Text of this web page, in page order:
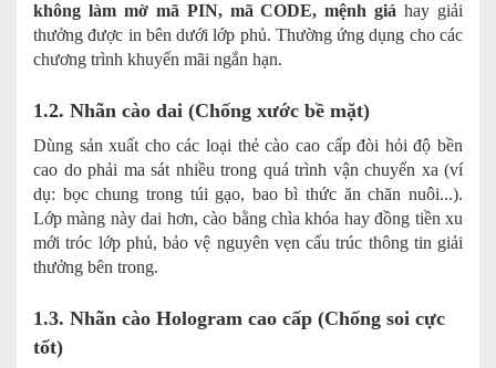
không làm mờ mã PIN, mã CODE, mệnh giá hay giải
thưởng được in bên dưới lớp phủ. Thường ứng dụng cho các
chương trình khuyến mãi ngắn hạn.
1.2. Nhãn cào dai (Chống xước bề mặt)
Dùng sản xuất cho các loại thẻ cào cao cấp đòi hỏi độ bền
cao do phải ma sát nhiều trong quá trình vận chuyển xa (ví
dụ: bọc chung trong túi gạo, bao bì thức ăn chăn nuôi...).
Lớp màng này dai hơn, cào bằng chìa khóa hay đồng tiền xu
mới tróc lớp phủ, bảo vệ nguyên vẹn cấu trúc thông tin giải
thưởng bên trong.
1.3. Nhãn cào Hologram cao cấp (Chống soi cực
tốt)